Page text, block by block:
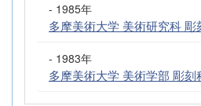
- 1985年
多摩美術大学 美術研究科 彫
- 1983年
多摩美術大学 美術学部 彫刻